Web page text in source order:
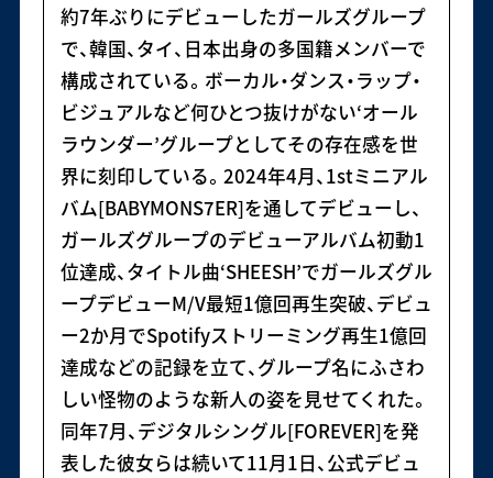
約7年ぶりにデビューしたガールズグループ
で、韓国、タイ、日本出身の多国籍メンバーで
構成されている。ボーカル・ダンス・ラップ・
ビジュアルなど何ひとつ抜けがない‘オール
ラウンダー’グループとしてその存在感を世
界に刻印している。2024年4月、1stミニアル
バム[BABYMONS7ER]を通してデビューし、
ガールズグループのデビューアルバム初動1
位達成、タイトル曲‘SHEESH’でガールズグル
ープデビューM/V最短1億回再生突破、デビュ
ー2か月でSpotifyストリーミング再生1億回
達成などの記録を立て、グループ名にふさわ
しい怪物のような新人の姿を見せてくれた。
同年7月、デジタルシングル[FOREVER]を発
表した彼女らは続いて11月1日、公式デビュ